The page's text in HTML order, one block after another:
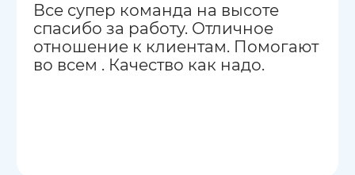
Все супер команда на высоте
спасибо за работу. Отличное
отношение к клиентам. Помогают
во всем . Качество как надо.